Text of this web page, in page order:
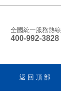
全國統一服務熱線
400-992-3828
返 回 頂 部